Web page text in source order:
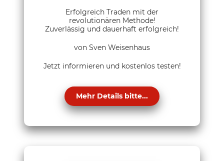
Erfolgreich Traden mit der
revolutionären Methode!
Zuverlässig und dauerhaft erfolgreich!
von Sven Weisenhaus
Jetzt informieren und kostenlos testen!
Mehr Details bitte...